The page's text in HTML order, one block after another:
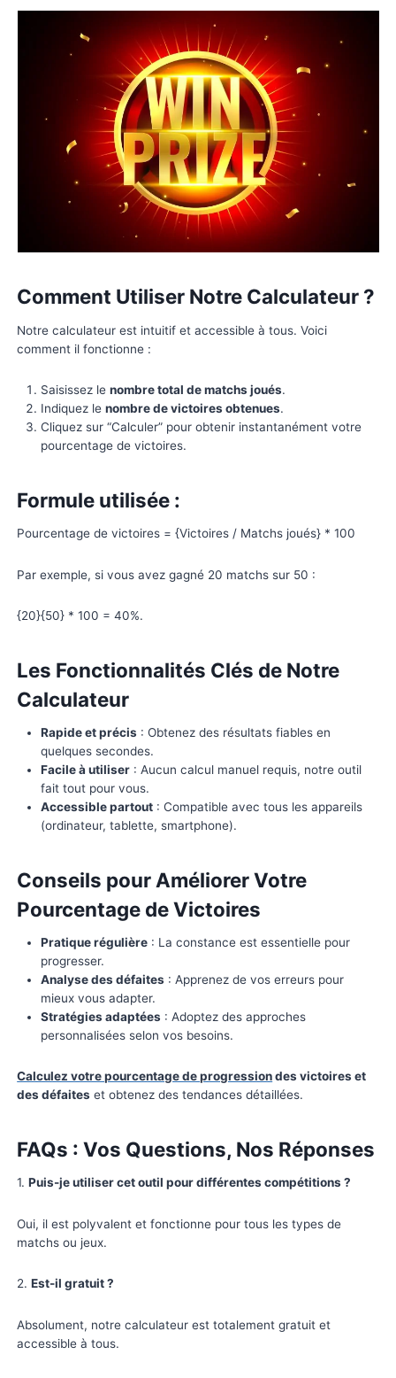
En tant que passionné(e) de compétition,
résultats est crucial. Voici quelques avantages
Suivi des performances: Identifiez vos forces
faiblesses au fil du temps.
Planification d’objectifs: Fixez des cibles
basées sur vos données.
Motivation accrue: Rien de mieux qu’un
hausse pour booster votre confiance.
Comment Utiliser Notre
Notre calculateur est intuitif et accessible à tous.
Saisissez le nombre total de matchs joués
Indiquez lenombre de victoires obtenues
.
Cliquez sur “Calculer” pour obtenir
pourcentage de victoires.
Formule utilisée:
Pourcentage de victoires = {Victoires / Matchs
Par exemple, si vous avez gagné 20 matchs sur 50 :
{20}{50} * 100 = 40%.
Les Fonctionnalités Clés de
: Obtenez des résultats fiables
quelques secondes.
fait tout pour vous.
(ordinateur, tablette, smartphone).
Conseils pour Améliorer Votre